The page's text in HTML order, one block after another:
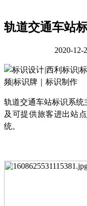
轨道交通车站
2020-12-
轨道交通车站标识系
及可提供旅客进出站
统。